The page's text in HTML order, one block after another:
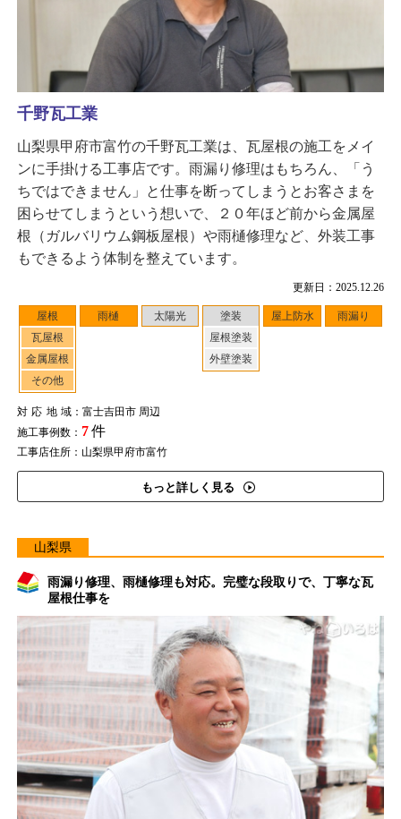
更新日：2025.12.26
屋根
瓦屋根
金属屋根
その他
雨樋 太陽光
塗装
屋根塗装
外壁塗装
屋上防水 雨漏り
対応地域：富士吉田市 周辺
施工事例数： 7件
工事店住所：山梨県甲府市富竹
もっと詳しく見る
千野瓦工業
山梨県甲府市富竹の千野瓦工業は、瓦屋根の施工をメイ
ンに手掛ける工事店です。雨漏り修理はもちろん、「う
ちではできません」と仕事を断ってしまうとお客さまを
困らせてしまうという想いで、２０年ほど前から金属屋
根（ガルバリウム鋼板屋根）や雨樋修理など、外装工事
もできるよう体制を整えています。
山梨県
雨漏り修理、雨樋修理も対応。完璧な段取りで、丁寧な瓦
屋根仕事を